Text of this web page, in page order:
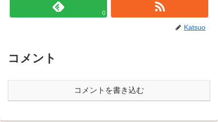
0
Katsuo
コメント
コメントを書き込む